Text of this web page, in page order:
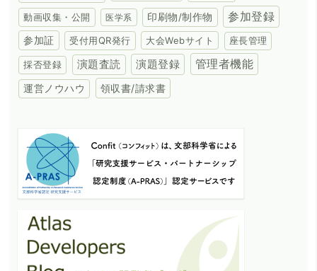
動画収集・公開 医学系 印刷物/制作物 参加登録
参加証 受付用QR発行 大会Webサイト 座長管理
採否登録 演題査読 演題登録 管理者機能
運営ノウハウ 領収書/請求書